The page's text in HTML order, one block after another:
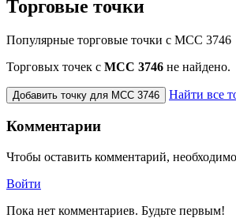
Торговые точки
Популярные торговые точки с MCC 3746
Торговых точек с МСС 3746 не найдено.
Добавить точку для MCC 3746 Найти все
Комментарии
Чтобы оставить комментарий,
Войти
Пока нет комментариев. Будьте первым!